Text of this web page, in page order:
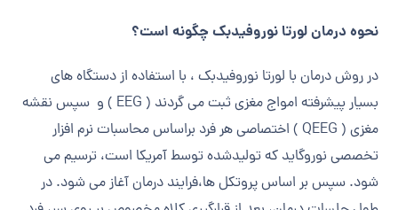
نحوه درمان لورتا نوروفیدبک چگونه است؟
در روش درمان با لورتا نوروفیدبک ، با استفاده از دستگاه های
بسیار پیشرفته امواج مغزی ثبت می گردند ( EEG ) و سپس نقشه
مغزی ( QEEG ) اختصاصی هر فرد براساس محاسبات نرم افزار
تخصصی نوروگاید که تولیدشده توسط آمریکا است، ترسیم می
شود. سپس بر اساس پروتکل ها،فرایند درمان آغاز می شود. در